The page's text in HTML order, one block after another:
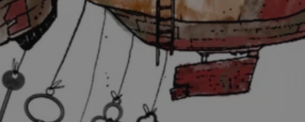
Niezbędne Wydajność Targetowanie
Niezbędne pliki cookie umożliwiają korzystanie z podstawowych funkcji strony
zarządzanie kontem. Bez niezbędnych plików cookie nie można prawidłowo
Nazwa
Provider
Domena
Okres